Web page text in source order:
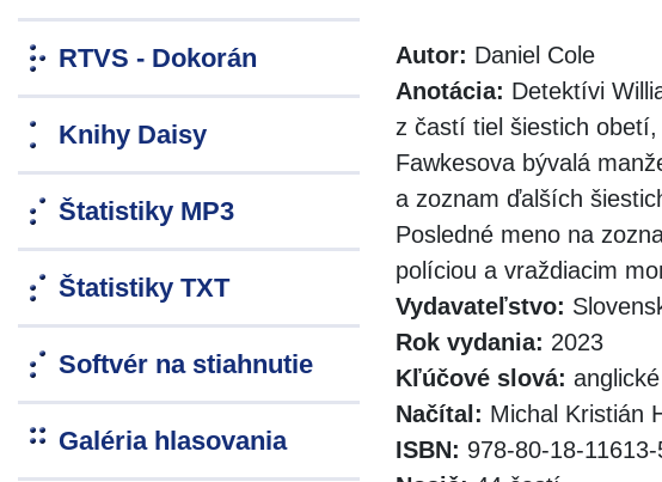
RTVS - Dokorán
Knihy Daisy
Štatistiky MP3
Štatistiky TXT
Softvér na stiahnutie
Galéria hlasovania
Autor: Daniel Cole
Anotácia: Detektívi
z častí tiel šiestich
Fawkesova bývalá
a zoznam ďalších
Posledné meno na
políciou a vraždiacim
Vydavateľstvo:
Rok vydania: 2023
Kľúčové slová:
Načítal: Michal Kristián
ISBN: 978-80-18-11613-